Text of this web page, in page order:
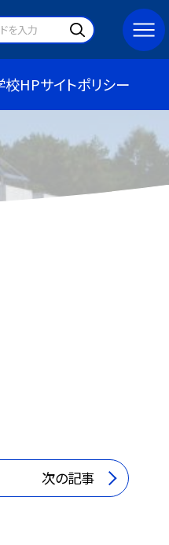
HPサイトポリシー
次の記事